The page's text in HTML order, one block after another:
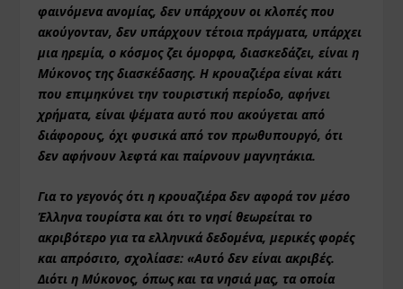
φαινόμενα ανομίας, δεν υπάρχουν οι κλοπές που
ακούγονταν, δεν υπάρχουν τέτοια πράγματα, υπάρχει
μια ηρεμία, ο κόσμος ζει όμορφα, διασκεδάζει, είναι η
Μύκονος της διασκέδασης. Η κρουαζιέρα είναι κάτι
που επιμηκύνει την τουριστική περίοδο, αφήνει
χρήματα, είναι ψέματα αυτό που ακούγεται από
διάφορους, όχι φυσικά από τον πρωθυπουργό, ότι
δεν αφήνουν λεφτά και παίρνουν μαγνητάκια.
Για το γεγονός ότι η κρουαζιέρα δεν αφορά τον μέσο
Έλληνα τουρίστα και ότι το νησί θεωρείται το
ακριβότερο για τα ελληνικά δεδομένα, μερικές φορές
και απρόσιτο, σχολίασε: «Αυτό δεν είναι ακριβές.
Διότι η Μύκονος, όπως και τα νησιά μας, τα οποία